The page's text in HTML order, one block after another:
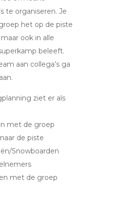
te organiseren. Je
het op de piste
ook in alle
beleeft.
aan collega’s ga
ziet er als
met de groep
de piste
Snowboarden
met de groep